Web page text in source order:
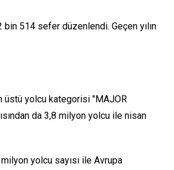
bin 514 sefer düzenlendi. Geçen yılın
üstü yolcu kategorisi "MAJOR
da 3,8 milyon yolcu ile nisan
yolcu sayısı ile Avrupa